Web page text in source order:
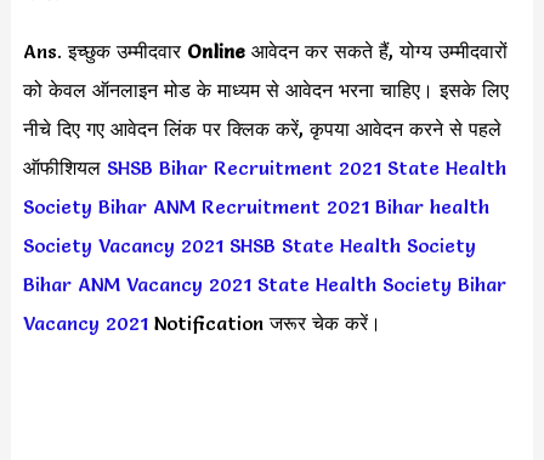
Ans. इच्छुक उम्मीदवार Online आवेदन कर सकते हैं, योग्य उम्मीदवारों
को केवल ऑनलाइन मोड के माध्यम से आवेदन भरना चाहिए। इसके लिए
नीचे दिए गए आवेदन लिंक पर क्लिक करें, कृपया आवेदन करने से पहले
ऑफीशियल SHSB Bihar Recruitment 2021 State Health
Society Bihar ANM Recruitment 2021 Bihar health
Society Vacancy 2021 SHSB State Health Society
Bihar ANM Vacancy 2021 State Health Society Bihar
Vacancy 2021Notification जरूर चेक करें।